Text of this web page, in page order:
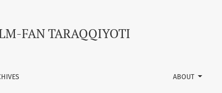
FAN TARAQQIYOTI
ABOUT